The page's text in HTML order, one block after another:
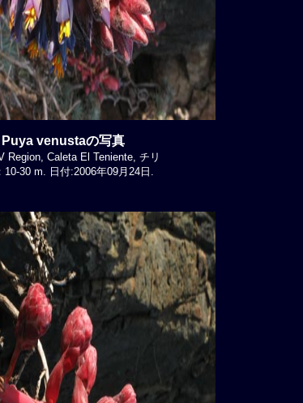
Puya venustaの写真
Region, Caleta El Teniente, チリ
10-30 m. 日付:2006年09月24日.